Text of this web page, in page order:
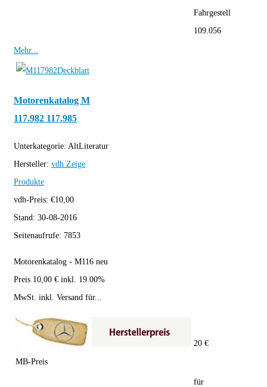
Fahrgestell
109.056
Mehr...
Motorenkatalog M
117.982 117.985
Unterkategorie: AltLiteratur
Hersteller: vdh Zeige
Produkte
vdh-Preis: €10,00
Stand: 30-08-2016
Seitenaufrufe: 7853
Motorenkatalog - M116 neu
Preis 10,00 € inkl. 19.00%
MwSt. inkl. Versand für...
MB-Preis
20 €
für